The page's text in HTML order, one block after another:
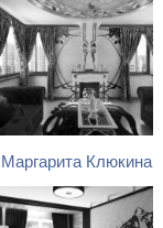
Маргарита Клюкина